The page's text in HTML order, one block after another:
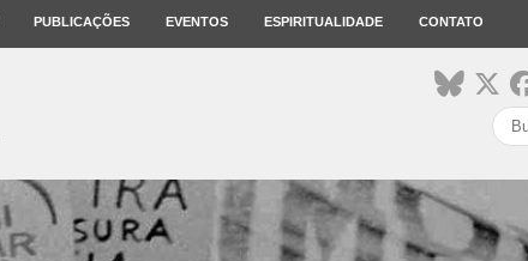
PUBLICAÇÕES EVENTOS ESPIRITUALIDADE CONTATO